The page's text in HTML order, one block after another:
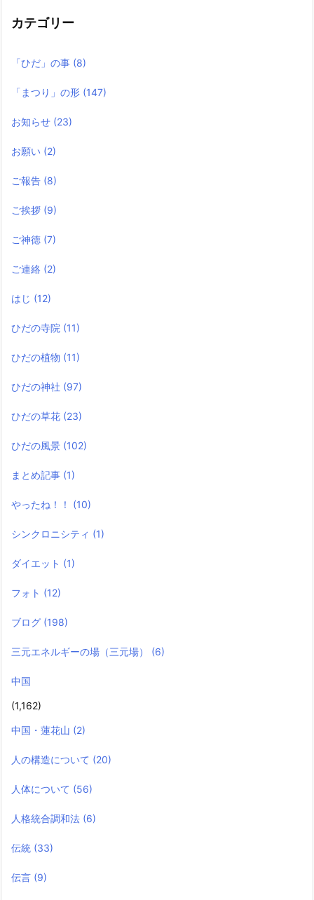
カテゴリー
「ひだ」の事 (8)
「まつり」の形 (147)
お知らせ (23)
お願い (2)
ご報告 (8)
ご挨拶 (9)
ご神徳 (7)
ご連絡 (2)
はじ (12)
ひだの寺院 (11)
ひだの植物 (11)
ひだの神社 (97)
ひだの草花 (23)
ひだの風景 (102)
まとめ記事 (1)
やったね！！ (10)
シンクロニシティ (1)
ダイエット (1)
フォト (12)
ブログ (198)
三元エネルギーの場（三元場） (6)
中国
(1,162)
中国・蓮花山 (2)
人の構造について (20)
人体について (56)
人格統合調和法 (6)
伝統 (33)
伝言 (9)